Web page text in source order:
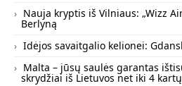
Nauja kryptis iš Vilniaus: „Wizz
Berlyną
Idėjos savaitgalio kelionei:
Malta – jūsų saulės garantas
skrydžiai iš Lietuvos net iki 4